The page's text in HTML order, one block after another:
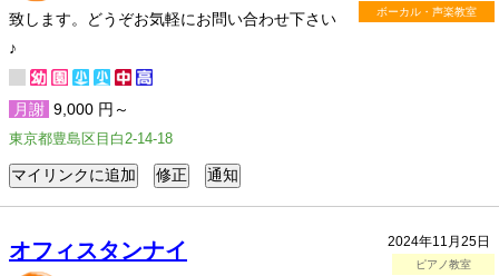
ボーカル・声楽教室
致します。どうぞお気軽にお問い合わせ下さい
♪
月謝 9,000 円～
東京都豊島区目白2-14-18
2024年11月25日
ピアノ教室
オフィスタンナイ